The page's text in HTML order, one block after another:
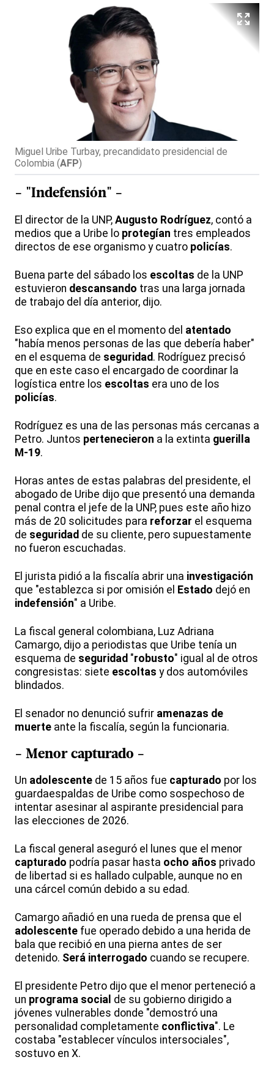
Miguel Uribe Turbay, precandidato presidencial de
Colombia (AFP)
- "Indefensión" -
El director de la UNP, Augusto Rodríguez, contó a
medios que a Uribe lo protegían tres empleados
directos de ese organismo y cuatro policías.
Buena parte del sábado los escoltas de la UNP
estuvieron descansando tras una larga jornada
de trabajo del día anterior, dijo.
Eso explica que en el momento del atentado
"había menos personas de las que debería haber"
en el esquema de seguridad . Rodríguez precisó
que en este caso el encargado de coordinar la
logística entre los escoltas era uno de los
policías.
Rodríguez es una de las personas más cercanas a
Petro. Juntos pertenecieron a la extinta guerilla
M-19.
Horas antes de estas palabras del presidente, el
abogado de Uribe dijo que presentó una demanda
penal contra el jefe de la UNP, pues este año hizo
más de 20 solicitudes para reforzar el esquema
de seguridad de su cliente, pero supuestamente
no fueron escuchadas.
El jurista pidió a la fiscalía abrir una investigación
que "establezca si por omisión el Estado dejó en
indefensión" a Uribe.
La fiscal general colombiana, Luz Adriana
Camargo, dijo a periodistas que Uribe tenía un
esquema de seguridad "robusto" igual al de otros
congresistas: siete escoltas y dos automóviles
blindados.
El senador no denunció sufrir amenazas de
muerte ante la fiscalía, según la funcionaria.
- Menor capturado -
Un adolescente de 15 años fue capturado por los
guardaespaldas de Uribe como sospechoso de
intentar asesinar al aspirante presidencial para
las elecciones de 2026.
La fiscal general aseguró el lunes que el menor
capturado podría pasar hasta ocho años privado
de libertad si es hallado culpable, aunque no en
una cárcel común debido a su edad.
Camargo añadió en una rueda de prensa que el
adolescente fue operado debido a una herida de
bala que recibió en una pierna antes de ser
detenido. Será interrogado cuando se recupere.
El presidente Petro dijo que el menor perteneció a
un programa social de su gobierno dirigido a
jóvenes vulnerables donde "demostró una
personalidad completamente conflictiva". Le
costaba "establecer vínculos intersociales",
sostuvo en X.